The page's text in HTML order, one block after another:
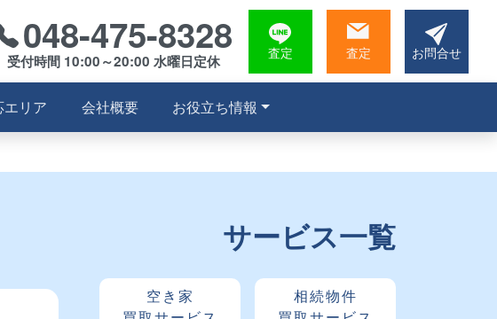
エリア 会社概要 お役立ち情報
048-475-8328
受付時間 10:00～20:00 水曜日定休 査定 査定 お問合せ
サービス一覧
空き家
相続物件